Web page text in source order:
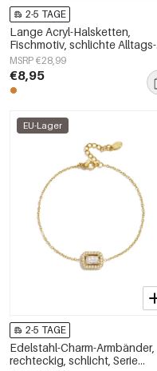
2-5 TAGE
Lange Acryl-Halsketten,
Fischmotiv, schlichte Alltags-
Serie, Damenschmuck
MSRP €28,99
€8,95
EU-Lager
2-5 TAGE
Edelstahl-Charm-Armbänder,
rechteckig, schlicht, Serie